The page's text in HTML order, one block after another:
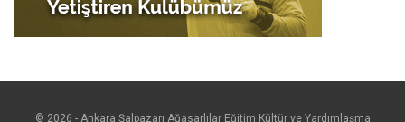
© 2026 - Ankara Şalpazarı Ağasarlılar Eğitim Kültür ve Yardımlaşma